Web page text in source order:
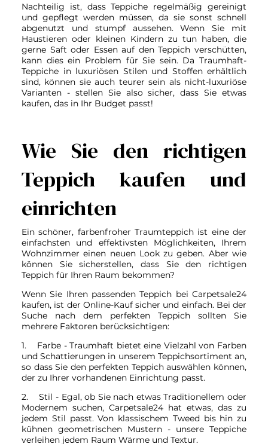
Nachteilig ist, dass Teppiche regelmäßig gereinigt
und gepflegt werden müssen, da sie sonst schnell
abgenutzt und stumpf aussehen. Wenn Sie mit
Haustieren oder kleinen Kindern zu tun haben, die
gerne Saft oder Essen auf den Teppich verschütten,
kann dies ein Problem für Sie sein. Da Traumhaft-
Teppiche in luxuriösen Stilen und Stoffen erhältlich
sind, können sie auch teurer sein als nicht-luxuriöse
Varianten - stellen Sie also sicher, dass Sie etwas
kaufen, das in Ihr Budget passt!
Wie Sie den richtigen
Teppich kaufen und
einrichten
Ein schöner, farbenfroher Traumteppich ist eine der
einfachsten und effektivsten Möglichkeiten, Ihrem
Wohnzimmer einen neuen Look zu geben. Aber wie
können Sie sicherstellen, dass Sie den richtigen
Teppich für Ihren Raum bekommen?
Wenn Sie Ihren passenden Teppich bei Carpetsale24
kaufen, ist der Online-Kauf sicher und einfach. Bei der
Suche nach dem perfekten Teppich sollten Sie
mehrere Faktoren berücksichtigen:
1. Farbe - Traumhaft bietet eine Vielzahl von Farben
und Schattierungen in unserem Teppichsortiment an,
so dass Sie den perfekten Teppich auswählen können,
der zu Ihrer vorhandenen Einrichtung passt.
2. Stil - Egal, ob Sie nach etwas Traditionellem oder
Modernem suchen, Carpetsale24 hat etwas, das zu
jedem Stil passt. Von klassischem Tweed bis hin zu
kühnen geometrischen Mustern - unsere Teppiche
verleihen jedem Raum Wärme und Textur.